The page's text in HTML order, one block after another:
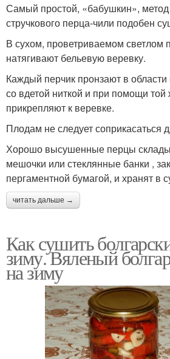
Самый простой, «бабушкин»,
стручкового перца-чили подобен
В сухом, проветриваемом светлом
натягивают бельевую веревку.
Каждый перчик пронзают в
со вдетой ниткой и при помощи той
прикрепляют к веревке.
Плодам не следует соприкасаться
Хорошо высушенные перцы
мешочки или стеклянные банки ,
пергаментной бумагой, и хранят в
читать дальше →
Как сушить
зиму. Вяленый
на зиму